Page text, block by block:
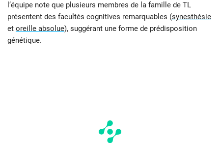
l’équipe note que plusieurs membres de la famille de TL
présentent des facultés cognitives remarquables (synesthésie
et oreille absolue), suggérant une forme de prédisposition
génétique.